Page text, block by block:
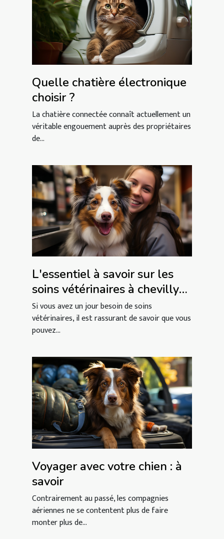
Quelle chatière électronique
choisir ?
La chatière connectée connaît actuellement un
véritable engouement auprès des propriétaires
de...
L'essentiel à savoir sur les
soins vétérinaires à chevilly-
larue
Si vous avez un jour besoin de soins
vétérinaires, il est rassurant de savoir que vous
pouvez...
Voyager avec votre chien : à
savoir
Contrairement au passé, les compagnies
aériennes ne se contentent plus de faire
monter plus de...